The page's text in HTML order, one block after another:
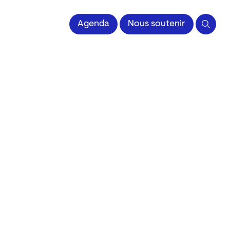
impriméeAgenda Nous soutenir